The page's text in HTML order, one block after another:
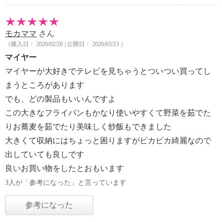
モカママ さん
（購入日： 2026/02/26 | 公開日： 2026/03/23 ）
マイヤー
マイヤーが大好きでテレビを見ちゃうとついつい買ってし
まうところがあります
でも、どの製品もいいんですよ
この大きなフライパンもかなり使いやすくて野菜を茹でた
りお蕎麦を茹でたり美味しく炒飯もできました
大きくて収納にはちょっと困りますがピカピカ綺麗なので
出していても良しです
良いお買い物をしたとおもいます
3人が「参考になった」と言っています
参考になった